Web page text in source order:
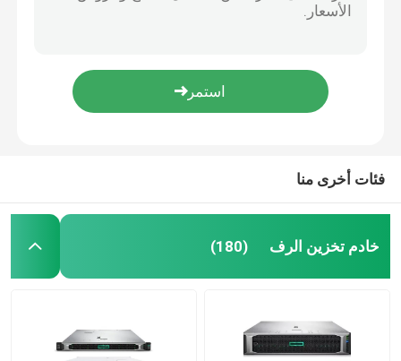
مفاتيح داتاكوم
راوتر لاسلكي ذكي
فئات أخرى منا
خادم تخزين الرف (180)